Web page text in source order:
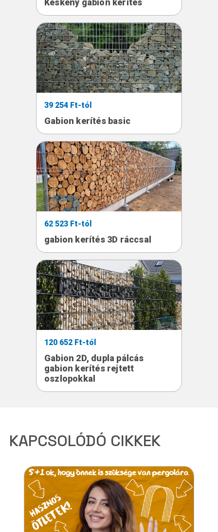
Keskeny gabion kerítés
39 254 Ft-tól
Gabion kerítés basic
62 523 Ft-tól
gabion kerítés 3D ráccsal
120 652 Ft-tól
Gabion 2D, dupla pálcás
gabion kerítés rejtett
oszlopokkal
KAPCSOLÓDÓ CIKKEK